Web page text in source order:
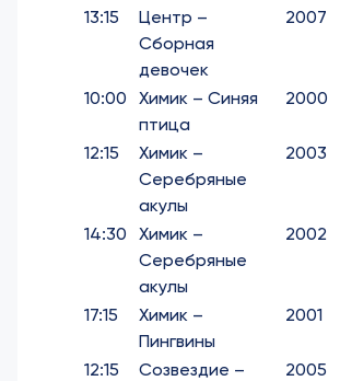
13:15
Центр –
Сборная
девочек
2007
10:00
Химик – Синяя
птица
2000
12:15
Химик –
Серебряные
акулы
2003
14:30
Химик –
Серебряные
акулы
2002
17:15
Химик –
Пингвины
2001
12:15
Созвездие –
2005